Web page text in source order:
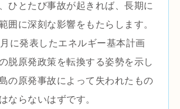
ひとたび事故が起きれば、長期に
囲に深刻な影響をもたらします。
に発表したエネルギー基本計画
脱原発政策を転換する姿勢を示し
の原発事故によって失われたもの
ならないはずです。